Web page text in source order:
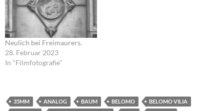
Neulich bei Freimaurers.
28. Februar 2023
In "Filmfotografie"
35MM ANALOG BAUM BELOMO
BELOMO VILIA